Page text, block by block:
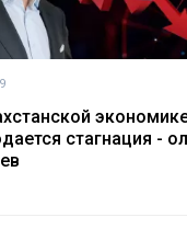
стагнация -